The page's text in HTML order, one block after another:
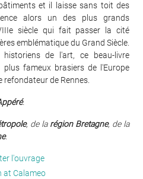
et il laisse sans toit des
alors un des plus grands
siècle qui fait passer la cité
emblématique du Grand Siècle.
de l'art, ce beau-livre
fameux brasiers de l'Europe
refondateur de Rennes.
.
, de la région Bretagne, de la
.
l'ouvrage
at Calameo